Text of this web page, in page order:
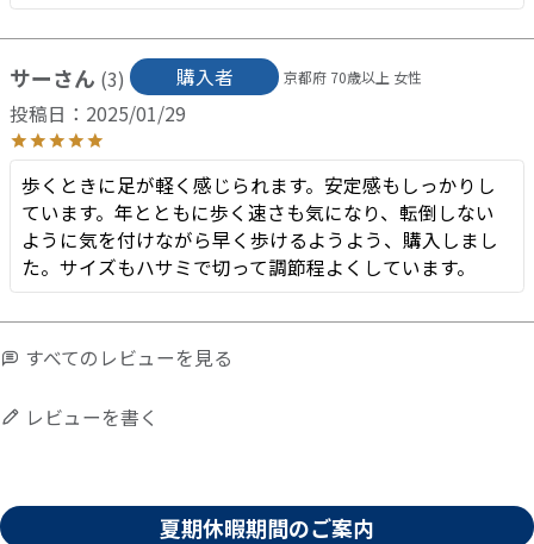
サー 3 購入者 京都府 70歳以上 女性
投稿日 2025/01/29
歩くときに足が軽く感じられます。安定感もしっかりし
ています。年とともに歩く速さも気になり、転倒しない
ように気を付けながら早く歩けるようよう、購入しまし
た。サイズもハサミで切って調節程よくしています。
すべてのレビューを見る
レビューを書く
夏期休暇期間のご案内